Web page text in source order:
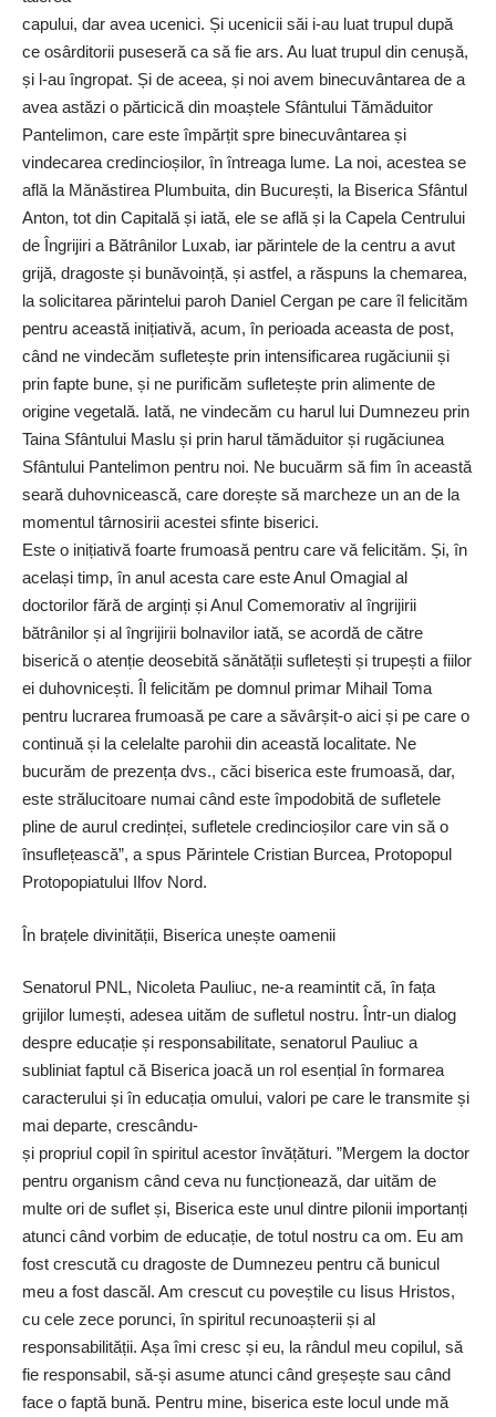
capului, dar avea ucenici. Și ucenicii săi i-au luat trupul după
ce osârditorii puseseră ca să fie ars. Au luat trupul din cenușă,
și l-au îngropat. Și de aceea, și noi avem binecuvântarea de a
avea astăzi o părticică din moaștele Sfântului Tămăduitor
Pantelimon, care este împărțit spre binecuvântarea și
vindecarea credincioșilor, în întreaga lume. La noi, acestea se
află la Mănăstirea Plumbuita, din București, la Biserica Sfântul
Anton, tot din Capitală și iată, ele se află și la Capela Centrului
de Îngrijiri a Bătrânilor Luxab, iar părintele de la centru a avut
grijă, dragoste și bunăvoință, și astfel, a răspuns la chemarea,
la solicitarea părintelui paroh Daniel Cergan pe care îl felicităm
pentru această inițiativă, acum, în perioada aceasta de post,
când ne vindecăm sufletește prin intensificarea rugăciunii și
prin fapte bune, și ne purificăm sufletește prin alimente de
origine vegetală. Iată, ne vindecăm cu harul lui Dumnezeu prin
Taina Sfântului Maslu și prin harul tămăduitor și rugăciunea
Sfântului Pantelimon pentru noi. Ne bucuărm să fim în această
seară duhovnicească, care dorește să marcheze un an de la
momentul târnosirii acestei sfinte biserici.
Este o inițiativă foarte frumoasă pentru care vă felicităm. Și, în
același timp, în anul acesta care este Anul Omagial al
doctorilor fără de arginți și Anul Comemorativ al îngrijirii
bătrânilor și al îngrijirii bolnavilor iată, se acordă de către
biserică o atenție deosebită sănătății sufletești și trupești a fiilor
ei duhovnicești. Îl felicităm pe domnul primar Mihail Toma
pentru lucrarea frumoasă pe care a săvârșit-o aici și pe care o
continuă și la celelalte parohii din această localitate. Ne
bucurăm de prezența dvs., căci biserica este frumoasă, dar,
este strălucitoare numai când este împodobită de sufletele
pline de aurul credinței, sufletele credincioșilor care vin să o
însuflețească”, a spus Părintele Cristian Burcea, Protopopul
Protopopiatului Ilfov Nord.
În brațele divinității, Biserica unește oamenii
Senatorul PNL, Nicoleta Pauliuc, ne-a reamintit că, în fața
grijilor lumești, adesea uităm de sufletul nostru. Într-un dialog
despre educație și responsabilitate, senatorul Pauliuc a
subliniat faptul că Biserica joacă un rol esențial în formarea
caracterului și în educația omului, valori pe care le transmite și
mai departe, crescându-
și propriul copil în spiritul acestor învățături. ”Mergem la doctor
pentru organism când ceva nu funcționează, dar uităm de
multe ori de suflet și, Biserica este unul dintre pilonii importanți
atunci când vorbim de educație, de totul nostru ca om. Eu am
fost crescută cu dragoste de Dumnezeu pentru că bunicul
meu a fost dascăl. Am crescut cu poveștile cu Iisus Hristos,
cu cele zece porunci, în spiritul recunoașterii și al
responsabilității. Așa îmi cresc și eu, la rândul meu copilul, să
fie responsabil, să-și asume atunci când greșește sau când
face o faptă bună. Pentru mine, biserica este locul unde mă